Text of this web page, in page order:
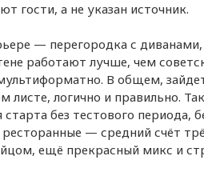
гости, а не указан источник.
— перегородка с
работают лучше, чем
В общем,
логично и правильно.
без тестового периода,
— средний счёт
ещё прекрасный микс и